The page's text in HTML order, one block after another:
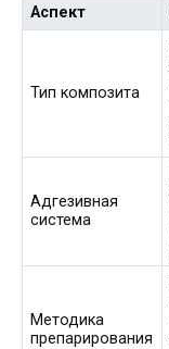
Аспект
Тип композита
Адгезивная
система
Методика
препарирования